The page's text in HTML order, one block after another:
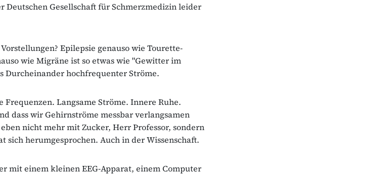
Deutschen Gesellschaft für Schmerzmedizin leider
Epilepsie genauso wie Tourette-
wie Migräne ist so etwas wie "Gewitter im
Durcheinander hochfrequenter Ströme.
Langsame Ströme. Innere Ruhe.
dass wir Gehirnströme messbar verlangsamen
nicht mehr mit Zucker, Herr Professor, sondern
sich herumgesprochen. Auch in der Wissenschaft.
mit einem kleinen EEG-Apparat, einem Computer